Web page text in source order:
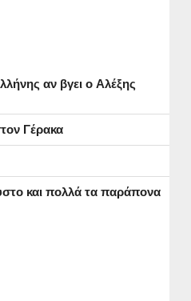
αν βγει ο Αλέξης
Γέρακα
και πολλά τα παράπονα